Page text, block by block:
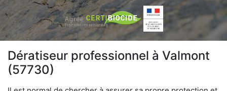
Dératiseur professionnel à Valmont
(57730)